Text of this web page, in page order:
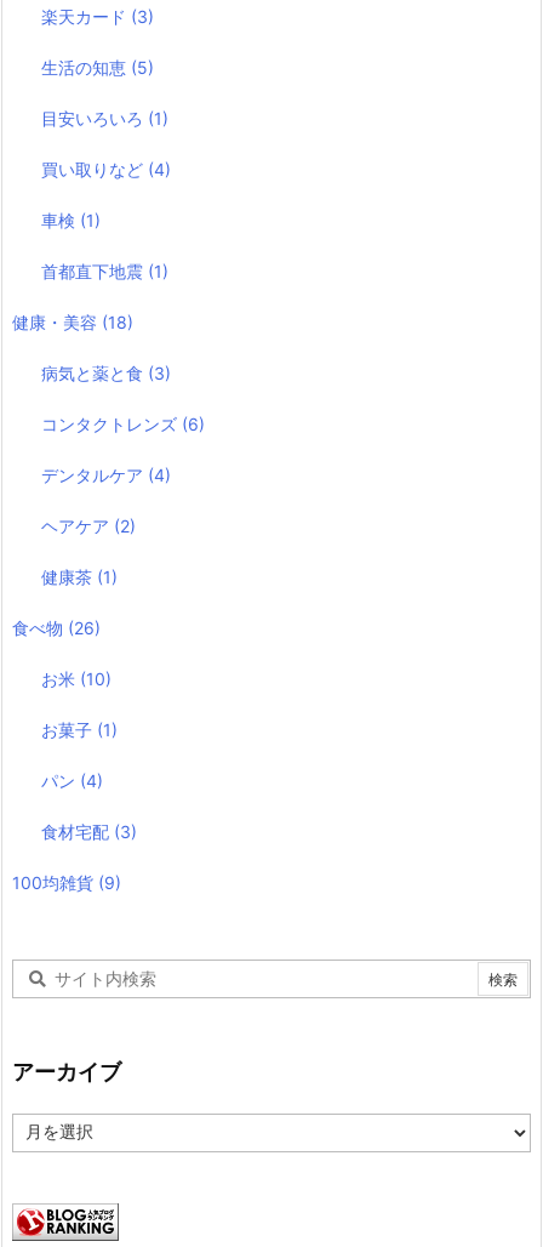
楽天カード (3)
生活の知恵 (5)
目安いろいろ (1)
買い取りなど (4)
車検 (1)
首都直下地震 (1)
健康・美容 (18)
病気と薬と食 (3)
コンタクトレンズ (6)
デンタルケア (4)
ヘアケア (2)
健康茶 (1)
食べ物 (26)
お米 (10)
お菓子 (1)
パン (4)
食材宅配 (3)
100均雑貨 (9)
アーカイブ
ー
ブ